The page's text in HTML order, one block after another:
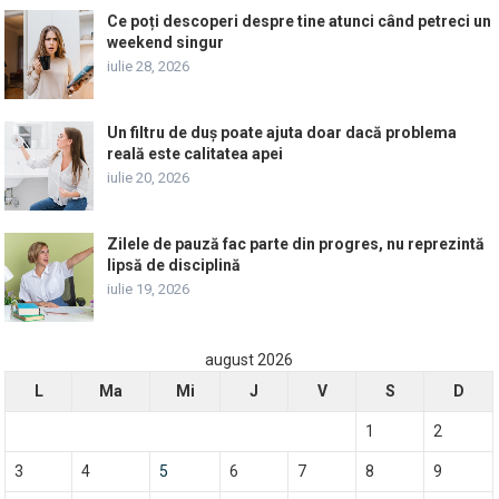
Ce poți descoperi despre tine atunci când petreci un
weekend singur
iulie 28, 2026
Un filtru de duș poate ajuta doar dacă problema
reală este calitatea apei
iulie 20, 2026
Zilele de pauză fac parte din progres, nu reprezintă
lipsă de disciplină
iulie 19, 2026
august 2026
L
Ma Mi J V S D
1 2
3 4 5 6 7 8 9